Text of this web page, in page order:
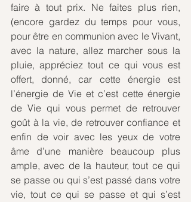
faire à tout prix. Ne faites plus rien,
(encore gardez du temps pour vous,
pour être en communion avec le Vivant,
avec la nature, allez marcher sous la
pluie, appréciez tout ce qui vous est
offert, donné, car cette énergie est
l’énergie de Vie et c’est cette énergie
de Vie qui vous permet de retrouver
goût à la vie, de retrouver confiance et
enfin de voir avec les yeux de votre
âme d’une manière beaucoup plus
ample, avec de la hauteur, tout ce qui
se passe ou qui s’est passé dans votre
vie, tout ce qui se passe et qui s’est